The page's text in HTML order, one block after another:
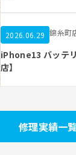
2026.06.29 錦糸町
iPhone13 バッテ
店】
修理実績一